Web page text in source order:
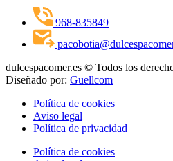
968-835849
dulcespacomer.es © Todos los
Diseñado por: Guellcom
Política de cookies
Aviso legal
Política de privacidad
Política de cookies